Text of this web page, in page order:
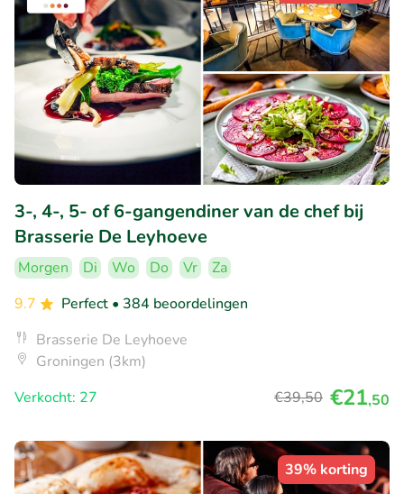
3-, 4-, 5- of 6-gangendiner van de chef bij
Brasserie De Leyhoeve
Morgen Di Wo Do Vr
Za
9.7
Perfect • 384 beoordelingen
Brasserie De Leyhoeve
Groningen (3km)
Verkocht: 27
€39,50 €21,50
39% korting